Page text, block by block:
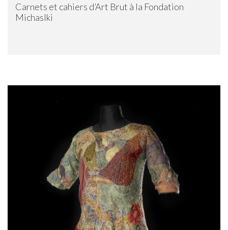
Carnets et cahiers d’Art Brut à la Fondation
Michaslki